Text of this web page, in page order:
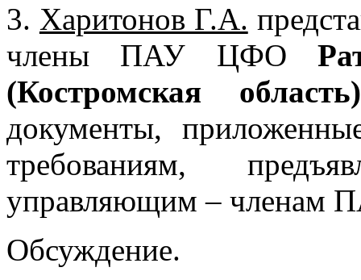
3. Харитонов Г.А.
члены ПАУ ЦФО
(Костромская область)
документы,
требованиям,
управляющим – членам
Обсуждение.